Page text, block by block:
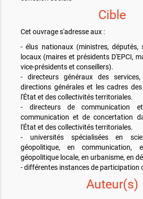
Cible
Cet ouvrage s'adresse aux :
- élus nationaux (ministres, députés,
locaux (maires et présidents D'EPCI,
vice-présidents et conseillers).
- directeurs généraux des
directions générales et les cadres
l'État et des collectivités territoriales.
- directeurs de communication
communication et de concertation
l'État et des collectivités territoriales.
- universités spécialisées en
géopolitique, en communication,
géopolitique locale, en urbanisme, en
- différentes instances de participation
Auteur(s)